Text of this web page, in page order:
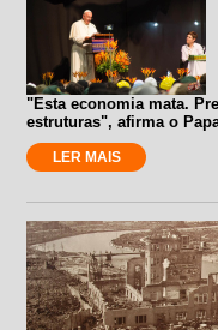
"Esta economia mata.
estruturas", afirma o
LER MAIS